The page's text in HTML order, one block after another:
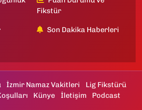
Fikstür
Son Dakika Haberleri
İzmir Namaz Vakitleri
Lig Fikstürü
Künye İletişim Podcast